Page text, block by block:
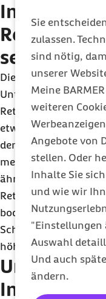
Sie
zulassen.
sind nötig,
unserer
Meine
weiteren
Angebote von
stellen. Oder
Inhalte Sie
und wie wir
"Einstellungen
Auswahl
Und auch
ändern.
sehr
Die aktuelle Analyse
Unterschiede bei der
Rettungsdienstes in
etwa die Zahl der
den Ländern, so
mehr als doppelt so
ähnliches Bild zeigt
Rettungsdienstes.
bodengebundene
Schleswig-Holstein
höher als in Berlin
Unnötige